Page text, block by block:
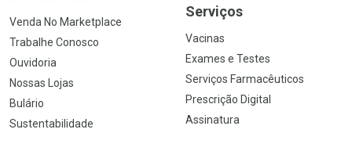
Venda No Marketplace
Trabalhe Conosco
Ouvidoria
Nossas Lojas
Bulário
Sustentabilidade
Serviços
Vacinas
Exames e Testes
Serviços Farmacêuticos
Prescrição Digital
Assinatura